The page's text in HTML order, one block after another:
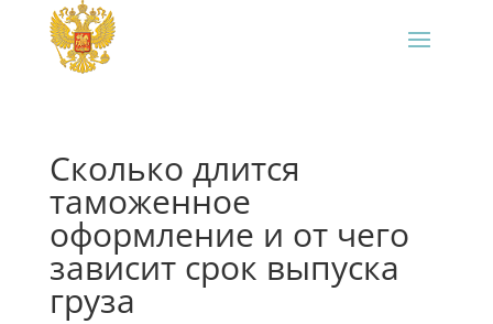
Сколько длится
таможенное
оформление и от чего
зависит срок выпуска
груза